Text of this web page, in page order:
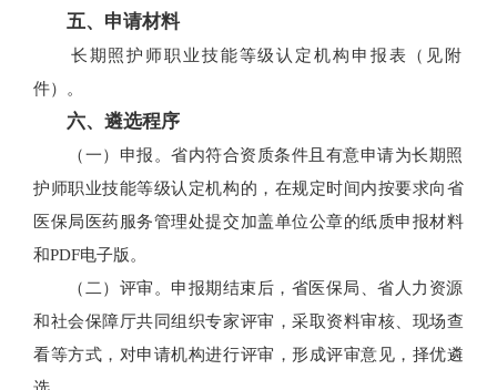
五、申请材料
长期照护师职业技能等级认定机构申报表（见附
件）。
六、遴选程序
（一）申报。省内符合资质条件且有意申请为长期照
护师职业技能等级认定机构的，在规定时间内按要求向省
医保局医药服务管理处提交加盖单位公章的纸质申报材料
和PDF电子版。
（二）评审。申报期结束后，省医保局、省人力资源
和社会保障厅共同组织专家评审，采取资料审核、现场查
看等方式，对申请机构进行评审，形成评审意见，择优遴